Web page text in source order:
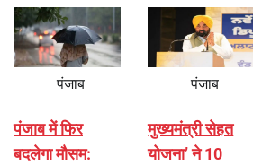
पंजाब
पंजाब में फिर
बदलेगा मौसम:
पंजाब
मुख्यमंत्री सेहत
योजना’ ने 10